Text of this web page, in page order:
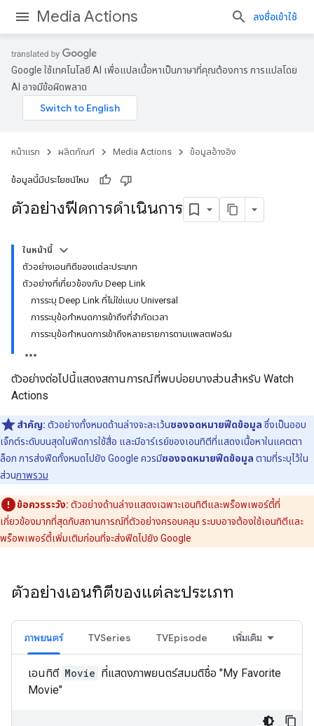
Media Actions ลงชื่อเข้าใช้
Google ใช้เทคโนโลยี AI เพื่อแปลเนื้อหาเป็นภาษาที่คุณต้องการ การแปลโดย
AI อาจมีข้อผิดพลาด
หน้าแรก ผลิตภัณฑ์ Media Actions ข้อมูลอ้างอิง
ข้อมูลนี้มีประโยชน์ไหม
ตัวอย่างฟีดการดำเนินการ
ในหน้านี้
ตัวอย่างเอนทิตีของแต่ละประเภท
ตัวอย่างที่เกี่ยวข้องกับ Deep Link
การระบุ Deep Link ที่ไม่ใช่แบบ Universal
การระบุข้อกำหนดการเข้าถึงที่จำกัดเวลา
การระบุข้อกำหนดการเข้าถึงหลายรายการตามแพลตฟอร์ม
ตัวอย่างต่อไปนี้แสดงสถานการณ์ที่พบบ่อยบางส่วนสำหรับ Watch
Actions
สำคัญ: ตัวอย่างทั้งหมดด้านล่างจะละเว้นซองจดหมายฟีดข้อมูล ซึ่งเป็นออบ
เจ็กต์ระดับบนสุดในฟีดการใช้สื่อ และมีอาร์เรย์ของเอนทิตีที่แสดงเนื้อหาในแคตตา
ล็อก การส่งฟีดทั้งหมดไปยัง Google ควรมีซองจดหมายฟีดข้อมูล ตามที่ระบุไว้ใน
ส่วนภาพรวม
ข้อควรระวัง: ตัวอย่างด้านล่างแสดงเฉพาะเอนทิตีและพร็อพเพอร์ตี้ที่
เกี่ยวข้องมากที่สุดกับสถานการณ์ที่ตัวอย่างครอบคลุม ระบบอาจต้องใช้เอนทิตีและ
พร็อพเพอร์ตี้เพิ่มเติมก่อนที่จะส่งฟีดไปยัง Google
ตัวอย่างเอนทิตีของแต่ละประเภท
ภาพยนตร์ TVSeries TVEpisode เพิ่มเติม
เอนทิตี Movie ที่แสดงภาพยนตร์สมมติชื่อ "My Favorite
Movie"